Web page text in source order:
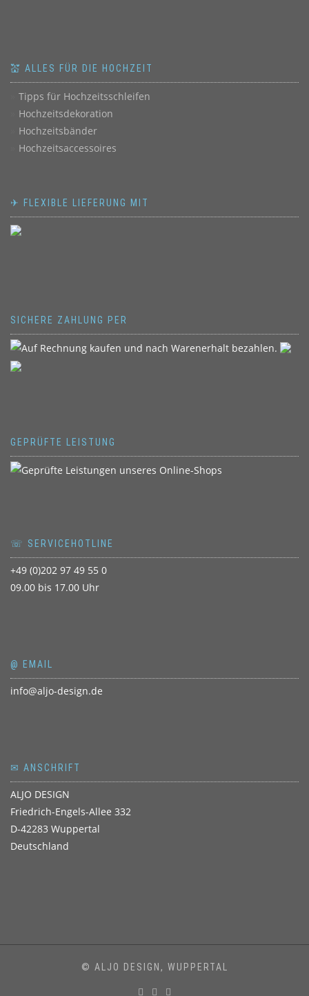
💒 ALLES FÜR DIE HOCHZEIT
Tipps für Hochzeitsschleifen
Hochzeitsdekoration
Hochzeitsbänder
Hochzeitsaccessoires
✈ FLEXIBLE LIEFERUNG MIT
SICHERE ZAHLUNG PER
GEPRÜFTE LEISTUNG
☏ SERVICEHOTLINE
+49 (0)202 97 49 55 0
09.00 bis 17.00 Uhr
@ EMAIL
info@aljo-design.de
✉ ANSCHRIFT
ALJO DESIGN
Friedrich-Engels-Allee 332
D-42283 Wuppertal
Deutschland
© ALJO DESIGN, WUPPERTAL